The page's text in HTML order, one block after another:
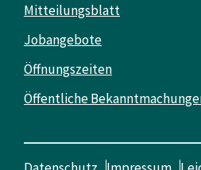
Mitteilungsblatt
Jobangebote
Öffnungszeiten
Öffentliche